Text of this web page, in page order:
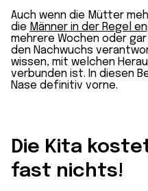
Auch wenn die Mütter
die Männer in der Regel
mehrere Wochen oder
den Nachwuchs
wissen, mit welchen
verbunden ist. In diesen
Nase definitiv vorne.
Die Kita
fast nichts!